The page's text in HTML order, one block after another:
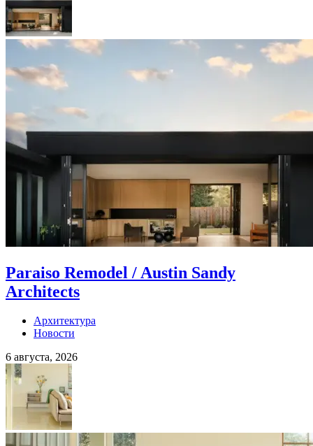
Paraiso Remodel / Austin Sandy
Architects
Архитектура
Новости
6 августа, 2026